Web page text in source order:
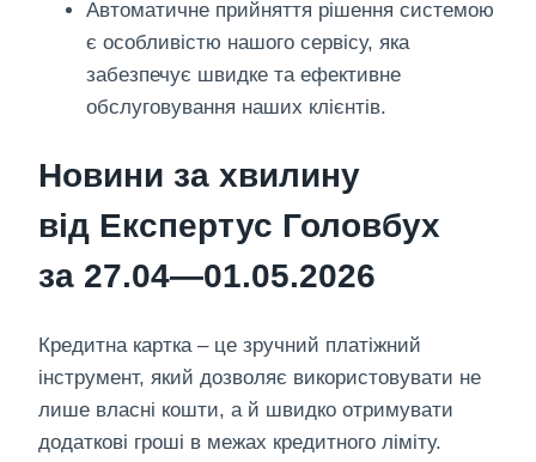
Автоматичне прийняття рішення системою
є особливістю нашого сервісу, яка
забезпечує швидке та ефективне
обслуговування наших клієнтів.
Новини за хвилину
від Експертус Головбух
за 27.04—01.05.2026
Кредитна картка – це зручний платіжний
інструмент, який дозволяє використовувати не
лише власні кошти, а й швидко отримувати
додаткові гроші в межах кредитного ліміту.